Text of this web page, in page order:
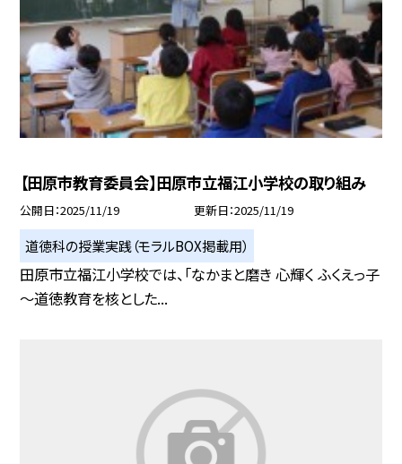
【田原市教育委員会】田原市立福江小学校の取り組み
公開日 2025/11/19 更新日 2025/11/19
道徳科の授業実践（モラルBOX掲載用）
田原市立福江小学校では、「なかまと磨き 心輝く ふくえっ子
～道徳教育を核とした...